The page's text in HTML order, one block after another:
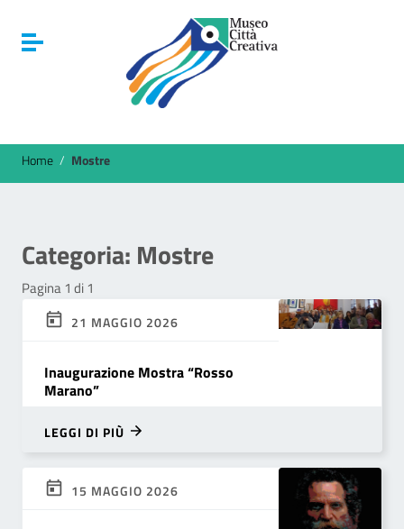
Vai al menu di navigazione
Vai al footer
Attiva / disattiva la navigazione
Home / Mostre
Categoria: Mostre
Pagina 1 di 1
21 MAGGIO 2026
Inaugurazione Mostra “Rosso
Marano”
LEGGI DI PIÙ
15 MAGGIO 2026